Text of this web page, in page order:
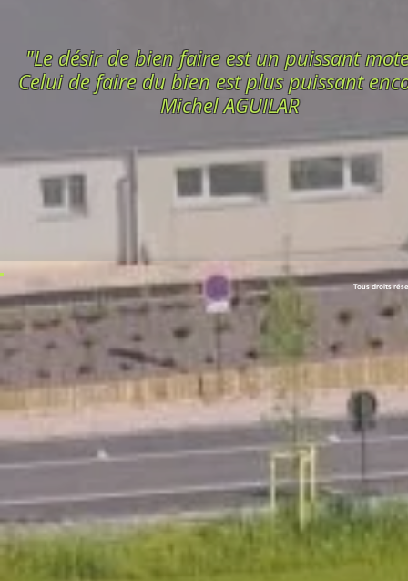
"Le désir de bien faire est un puissant
Celui de faire du bien est plus puissant
Michel AGUILAR
Tous droits